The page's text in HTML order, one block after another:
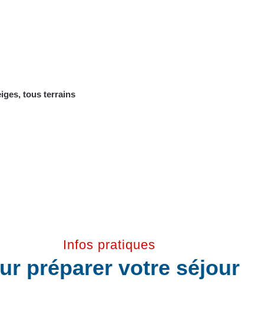
tous terrains
Infos pratiques
préparer votre séjour